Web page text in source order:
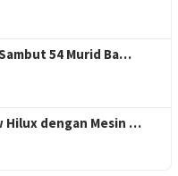
54 Murid Ba…
Hilux dengan Mesin …